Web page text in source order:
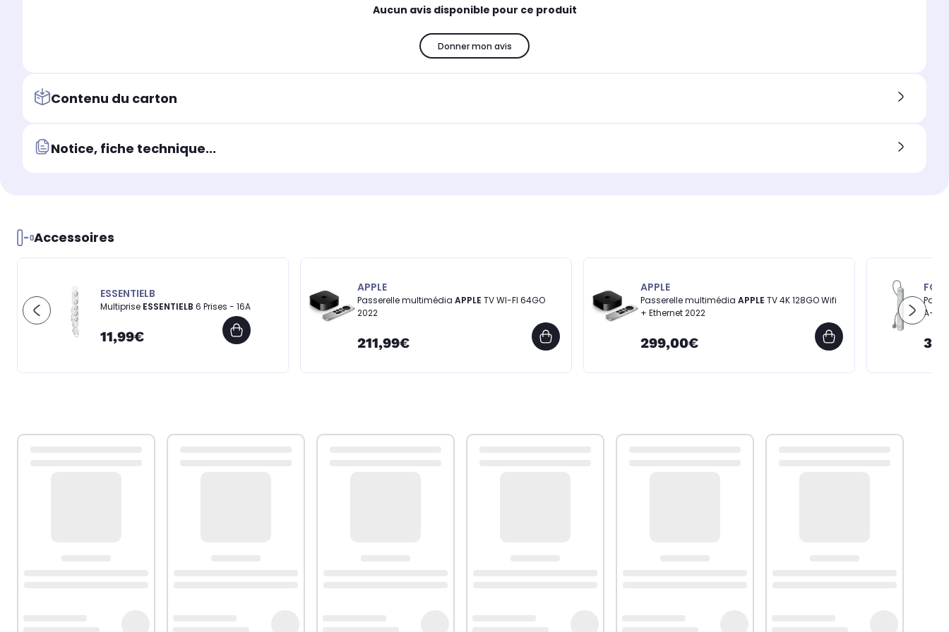
Aucun avis disponible pour ce produit
Donner mon avis
Contenu du carton
Notice, fiche technique...
Accessoires
ESSENTIELB
Multiprise ESSENTIELB 6 Prises - 16A
11,99€
APPLE
Passerelle multimédia APPLE
2022
211,99€
APPLE
Passerelle multimédia APPLE
+ Ethernet 2022
299,00€
A+C